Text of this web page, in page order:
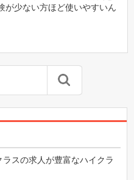
が少ない方ほど使いやすいん
スの求人が豊富なハイクラ